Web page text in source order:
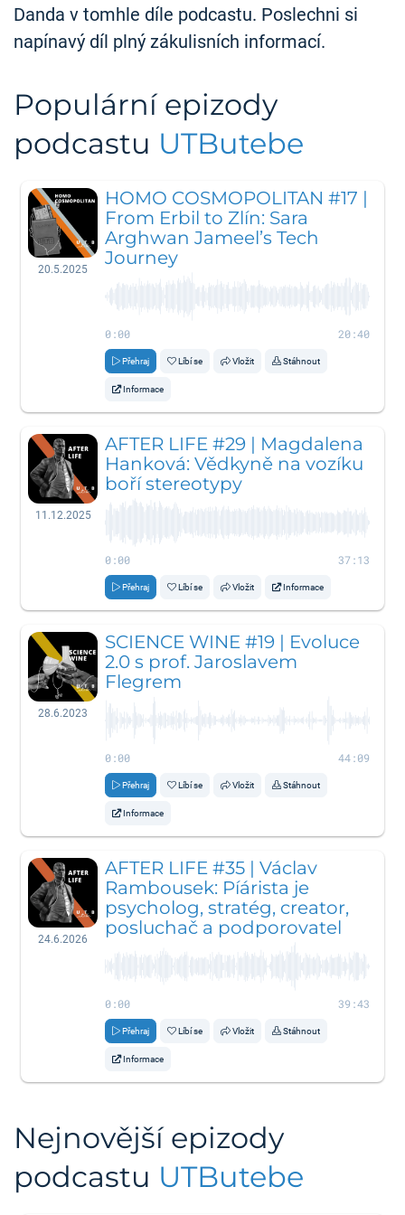
Danda v tomhle díle podcastu. Poslechni si
napínavý díl plný zákulisních informací.
Populární epizody
podcastu UTButebe
20.5.2025
HOMO COSMOPOLITAN #17 |
From Erbil to Zlín: Sara
Arghwan Jameel’s Tech
Journey
0:00 20:40
Přehraj Líbí se Vložit Stáhnout
Informace
11.12.2025
AFTER LIFE #29 | Magdalena
Hanková: Vědkyně na vozíku
boří stereotypy
0:00 37:13
Přehraj Líbí se Vložit Informace
28.6.2023
SCIENCE WINE #19 | Evoluce
2.0 s prof. Jaroslavem
Flegrem
0:00 44:09
Přehraj Líbí se Vložit Stáhnout
Informace
24.6.2026
AFTER LIFE #35 | Václav
Rambousek: Píárista je
psycholog, stratég, creator,
posluchač a podporovatel
0:00 39:43
Přehraj Líbí se Vložit Stáhnout
Informace
Nejnovější epizody
podcastu UTButebe